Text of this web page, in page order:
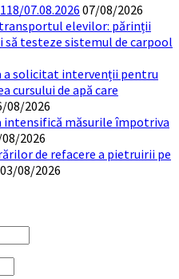
07.08.2026 07/08/2026
elevilor: părinții
să testeze sistemul de carpool
a solicitat intervenții pentru
cursului de apă care
08/2026
intensifică măsurile împotriva
2026
de refacere a pietruirii pe
03/08/2026